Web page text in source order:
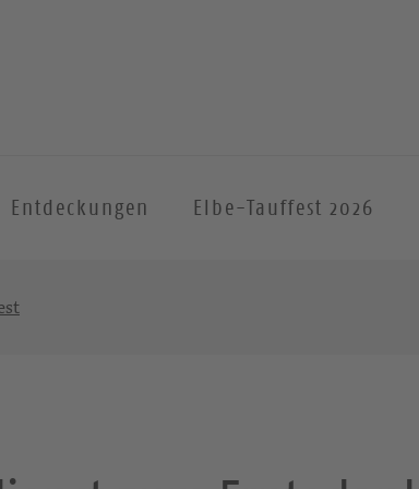
Entdeckungen Elbe-Tauffest 2026